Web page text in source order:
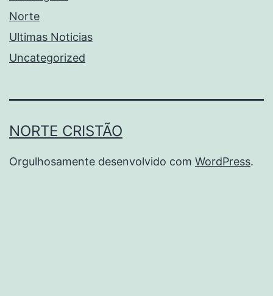
Norte
Ultimas Noticias
Uncategorized
NORTE CRISTÃO
Orgulhosamente desenvolvido com WordPress.